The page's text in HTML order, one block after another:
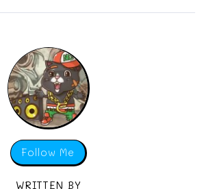
Follow Me
WRITTEN BY